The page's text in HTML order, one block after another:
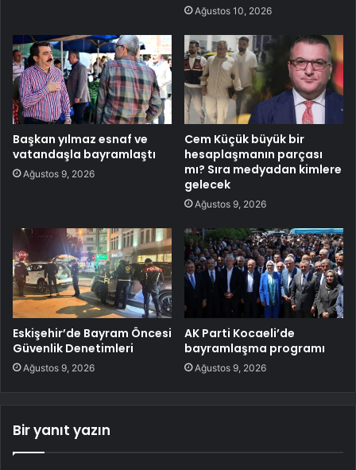
Ağustos 10, 2026
Başkan yılmaz esnaf ve
vatandaşla bayramlaştı
Ağustos 9, 2026
Cem Küçük büyük bir
hesaplaşmanın parçası
mı? Sıra medyadan kimlere
gelecek
Ağustos 9, 2026
Eskişehir’de Bayram Öncesi
Güvenlik Denetimleri
Ağustos 9, 2026
AK Parti Kocaeli’de
bayramlaşma programı
Ağustos 9, 2026
Bir yanıt yazın